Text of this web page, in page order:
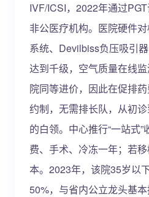
IVF/ICSI，2022年通过
非公医疗机构。医院硬件
系统、Devilbiss负压吸引
达到千级，空气质量在线
院同等进价，因此在促排
约制，无需排长队，从初
的白领。中心推行“一站式
费、手术、冷冻一年；若
本。2023年，该院35岁以
50%，与省内公立龙头基